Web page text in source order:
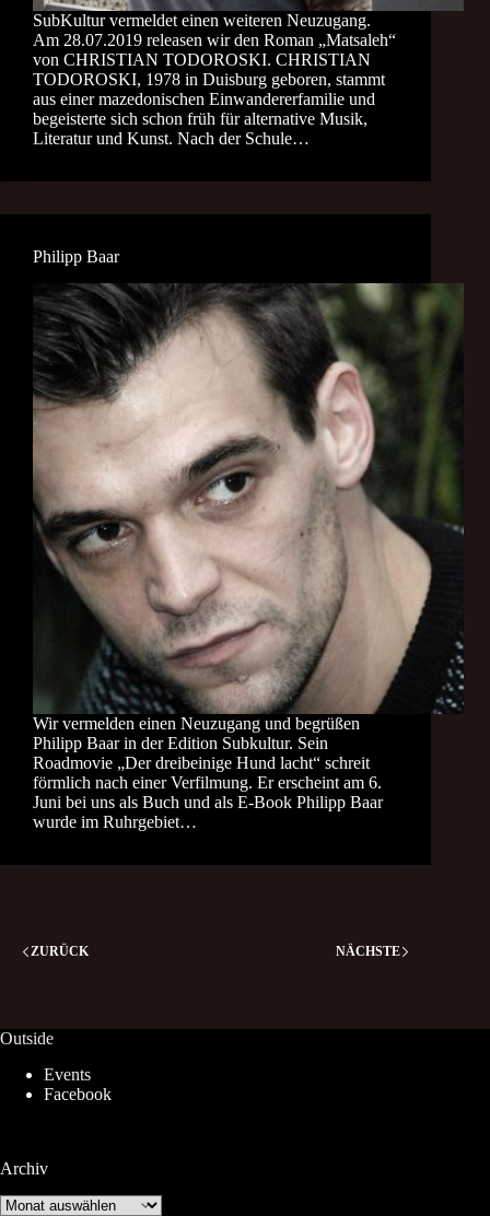
SubKultur vermeldet einen weiteren Neuzugang.
Am 28.07.2019 releasen wir den Roman „Matsaleh“
von CHRISTIAN TODOROSKI. CHRISTIAN
TODOROSKI, 1978 in Duisburg geboren, stammt
aus einer mazedonischen Einwandererfamilie und
begeisterte sich schon früh für alternative Musik,
Literatur und Kunst. Nach der Schule…
Philipp Baar
Wir vermelden einen Neuzugang und begrüßen
Philipp Baar in der Edition Subkultur. Sein
Roadmovie „Der dreibeinige Hund lacht“ schreit
förmlich nach einer Verfilmung. Er erscheint am 6.
Juni bei uns als Buch und als E-Book Philipp Baar
wurde im Ruhrgebiet…
ZURÜCK NÄCHSTE
Outside
Events
Facebook
Archiv
Archiv